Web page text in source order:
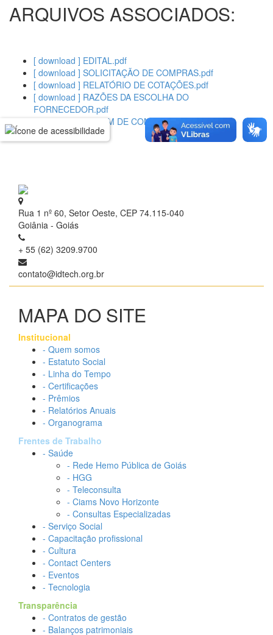
ARQUIVOS ASSOCIADOS:
[ download ] EDITAL.pdf
[ download ] SOLICITAÇÃO DE COMPRAS.pdf
[ download ] RELATÓRIO DE COTAÇÕES.pdf
[ download ] RAZÕES DA ESCOLHA DO
FORNECEDOR.pdf
[ download ] ORDEM DE COMPRA N° 186409.pdf
Rua 1 nº 60, Setor Oeste, CEP 74.115-040
Goiânia - Goiás
+ 55 (62) 3209.9700
contato@idtech.org.br
MAPA DO SITE
Institucional
- Quem somos
- Estatuto Social
- Linha do Tempo
- Certificações
- Prêmios
- Relatórios Anuais
- Organograma
Frentes de Trabalho
- Saúde
- Rede Hemo Pública de Goiás
- HGG
- Teleconsulta
- Ciams Novo Horizonte
- Consultas Especializadas
- Serviço Social
- Capacitação profissional
- Cultura
- Contact Centers
- Eventos
- Tecnologia
Transparência
- Contratos de gestão
- Balanços patrimoniais